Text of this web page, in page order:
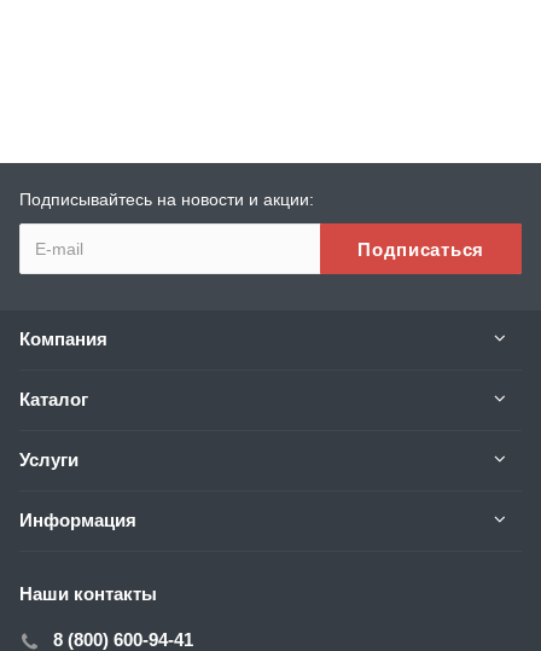
Подписывайтесь на новости и акции:
Компания
Каталог
Услуги
Информация
Наши контакты
8 (800) 600-94-41